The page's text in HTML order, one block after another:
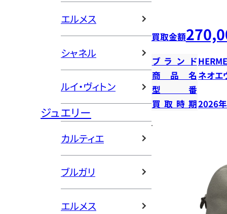
エルメス
シャネル
ルイ・ヴィトン
ジュエリー
カルティエ
ブルガリ
エルメス
買取金額
ブランド
商品名 ネオエ
型番
買取時期2026